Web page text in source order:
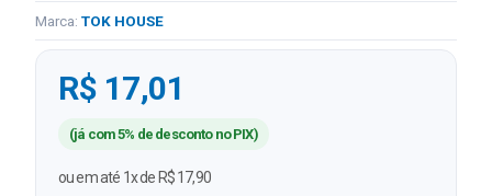
Marca: TOK HOUSE
R$ 17,01
(já com 5% de desconto no PIX)
ou em até 1x de R$ 17,90